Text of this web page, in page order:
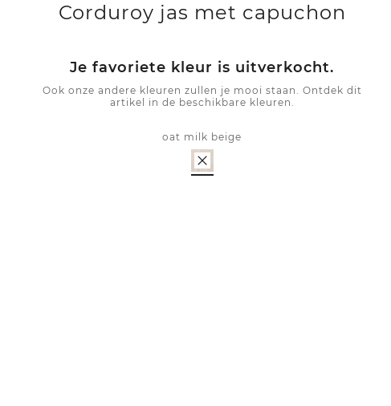
Corduroy jas met capuchon
Je favoriete kleur is uitverkocht.
Ook onze andere kleuren zullen je mooi staan. Ontdek dit
artikel in de beschikbare kleuren.
oat milk beige